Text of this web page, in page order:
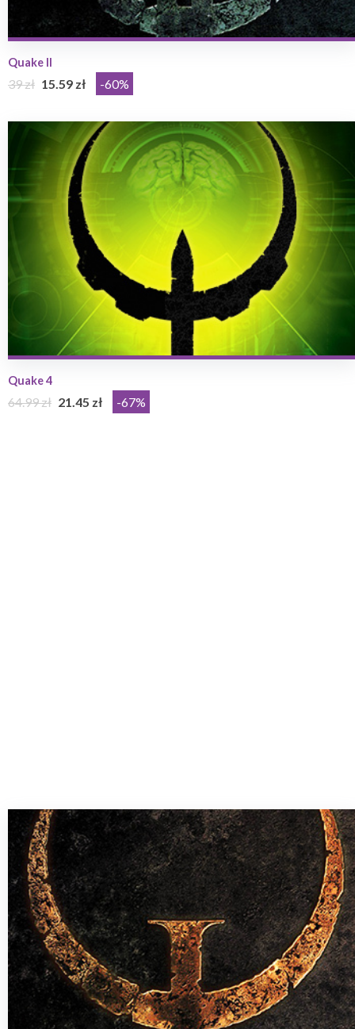
Quake II
39 zł 15.59 zł -60%
Quake 4
64.99 zł 21.45 zł -67%